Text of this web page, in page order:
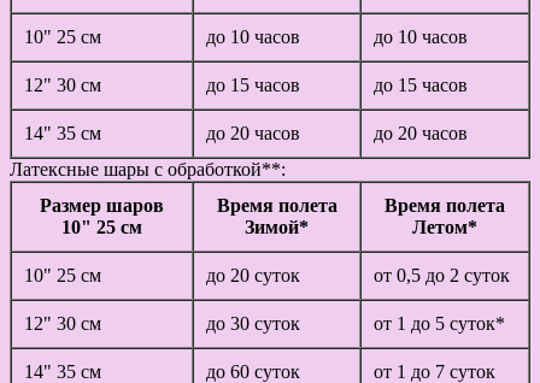
10" 25 см до 10 часов до 10 часов
12" 30 см до 15 часов до 15 часов
14" 35 см до 20 часов
до 20 часов
Латексные шары с обработкой**:
Размер шаров
10" 25 см
Время полета
Зимой*
Время полета
Летом*
10" 25 см до 20 суток от 0,5 до 2 суток
12" 30 см до 30 суток от 1 до 5 суток*
14" 35 см до 60 суток
от 1 до 7 суток